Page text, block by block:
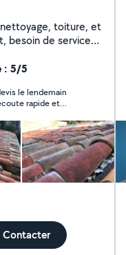
toiture, et
besoin de service
: 5/5
le lendemain
rapide et
Contacter